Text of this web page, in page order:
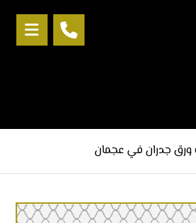
ورق جدران في عجمان